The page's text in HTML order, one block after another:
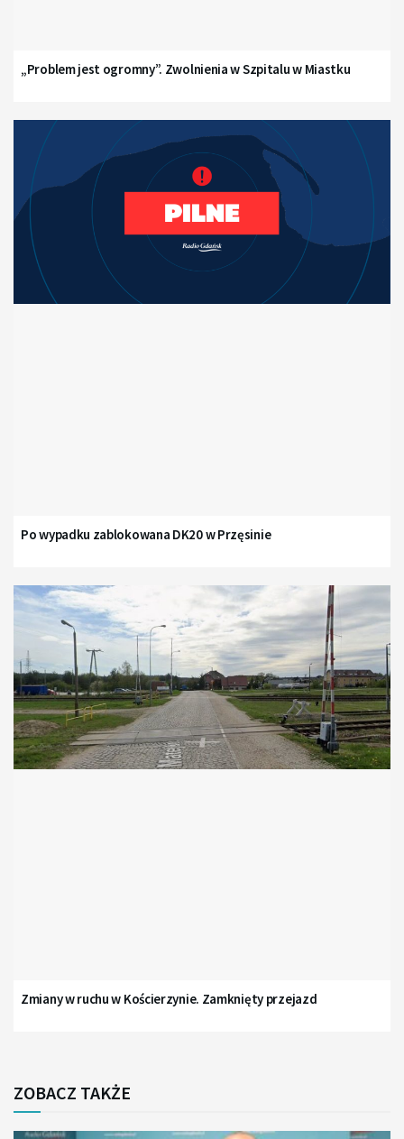
„Problem jest ogromny”. Zwolnienia w Szpitalu w Miastku
Po wypadku zablokowana DK20 w Przęsinie
Zmiany w ruchu w Kościerzynie. Zamknięty przejazd
ZOBACZ TAKŻE